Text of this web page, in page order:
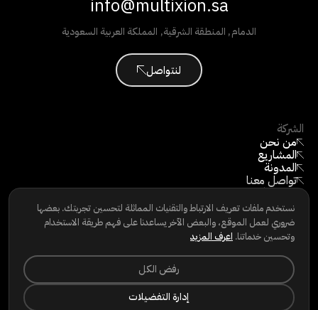
الشركة
من نحن
المشاريع
المدونة
تواصل معنا
كن مورّدًا
©
2026جميع الحقوق محفوظة
info@multixion.sa
الدمام, المنطقة الشرقية, المملكة العربية السعودية
لنتواصل
تابعنا
LINKEDIN
INSTAGRAM
FACEBOOK
نستخدم ملفات تعريف الارتباط والتقنيات المماثلة لتحسين تجربتك. بعضها
ضروري لعمل الموقع، والبعض الآخر يساعدنا على فهم طريقة الاستخدام
وتحسين خدماتنا. اعرف المزيد
رفض الكل
إدارة التفضيلات